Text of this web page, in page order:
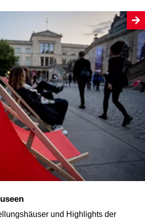
und Highlights der